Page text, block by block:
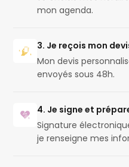
mon agenda.
3. Je reçois mon
Mon devis
envoyés sous 48h.
4. Je signe et
Signature
je renseigne mes